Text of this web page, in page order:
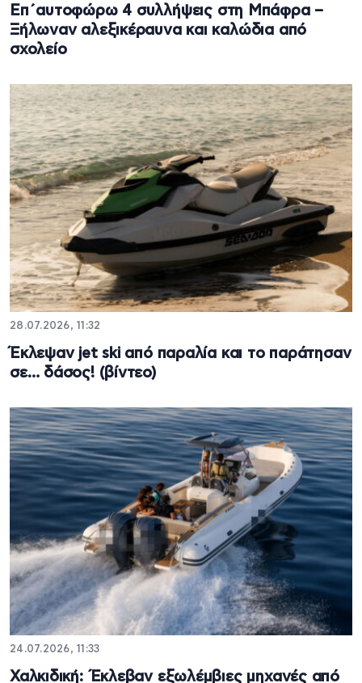
Επ΄αυτοφώρω 4 συλλήψεις στη Μπάφρα –
Ξήλωναν αλεξικέραυνα και καλώδια από
σχολείο
28.07.2026, 11:32
Έκλεψαν jet ski από παραλία και το παράτησαν
σε… δάσος! (βίντεο)
24.07.2026, 11:33
Χαλκιδική: Έκλεβαν εξωλέμβιες μηχανές από